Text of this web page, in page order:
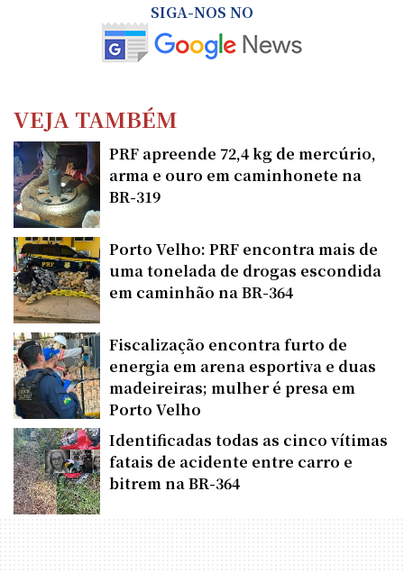
SIGA-NOS NO
VEJA TAMBÉM
PRF apreende 72,4 kg de mercúrio,
arma e ouro em caminhonete na
BR-319
Porto Velho: PRF encontra mais de
uma tonelada de drogas escondida
em caminhão na BR-364
Fiscalização encontra furto de
energia em arena esportiva e duas
madeireiras; mulher é presa em
Porto Velho
Identificadas todas as cinco vítimas
fatais de acidente entre carro e
bitrem na BR-364